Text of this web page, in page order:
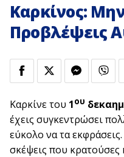
Καρκίνος:
Προβλέψεις
Καρκίνε του 1ου
έχεις συγκεντρώσει
εύκολο να τα
σκέψεις που κρατούσες